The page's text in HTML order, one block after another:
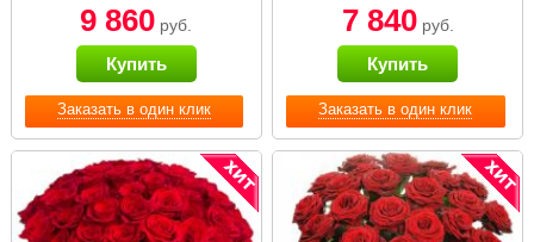
Заказать в один клик
9 860 руб.
Купить
Заказать в один клик
7 840руб.
Купить